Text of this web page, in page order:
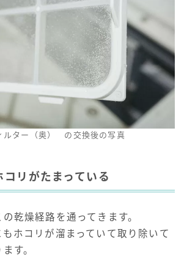
ルター（奥） の交換後の写真
リがたまっている
乾燥経路を通ってきます。
ホコリが溜まっていて取り除いて
す。